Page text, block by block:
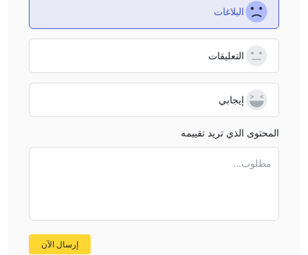
البلاغات
التعليقات
إيجابي
المحتوى الذي تريد تقييمه
مطلوب...
إرسال الآن